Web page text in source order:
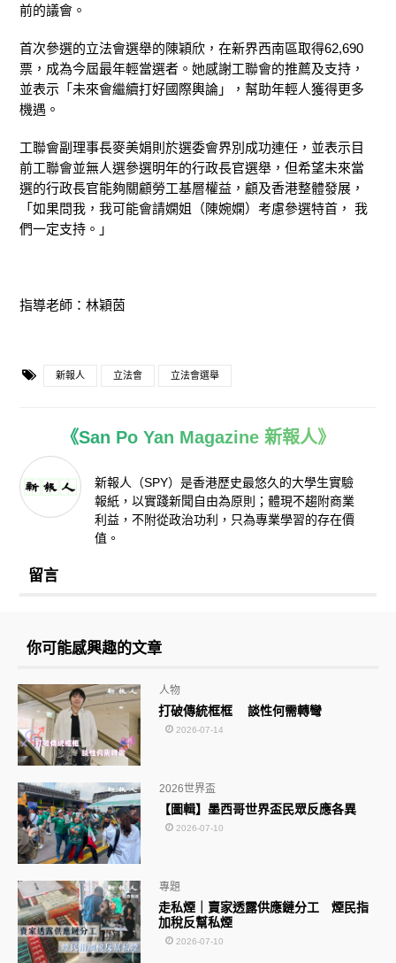
前的議會。
首次參選的立法會選舉的陳穎欣，在新界西南區取得62,690
票，成為今屆最年輕當選者。她感謝工聯會的推薦及支持，
並表示「未來會繼續打好國際輿論」，幫助年輕人獲得更多
機遇。
工聯會副理事長麥美娟則於選委會界別成功連任，並表示目
前工聯會並無人選參選明年的行政長官選舉，但希望未來當
選的行政長官能夠關顧勞工基層權益，顧及香港整體發展，
「如果問我，我可能會請嫻姐（陳婉嫻）考慮參選特首， 我
們一定支持。」
指導老師：林穎茵
新報人 立法會 立法會選舉
《San Po Yan Magazine 新報人》
新報人（SPY）是香港歷史最悠久的大學生實驗
報紙，以實踐新聞自由為原則；體現不趨附商業
利益，不附從政治功利，只為專業學習的存在價
值。
留言
你可能感興趣的文章
打破傳統框框 談性何需轉彎
人物
2026-07-14
【圖輯】墨西哥世界盃民眾反應各異
2026世界盃
2026-07-10
走私煙｜賣家透露供應鏈分工 煙民指
加稅反幫私煙
專題
2026-07-10